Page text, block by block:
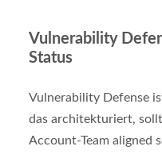
Vulnerability
Status
Vulnerability Defense
das architekturiert,
Account-Team aligned